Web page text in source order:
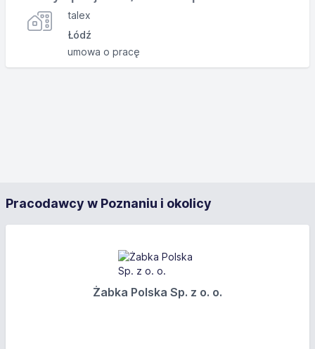
talex
Łódź
umowa o pracę
Pracodawcy w Poznaniu i okolicy
Żabka Polska Sp. z o. o.